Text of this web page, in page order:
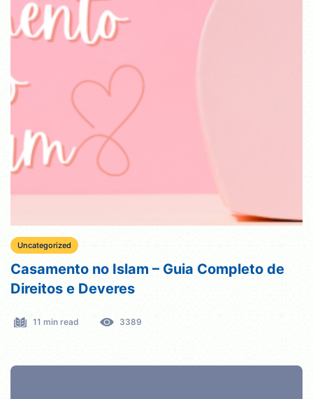
Uncategorized
Casamento no Islam – Guia Completo de
Direitos e Deveres
11 min read 3389